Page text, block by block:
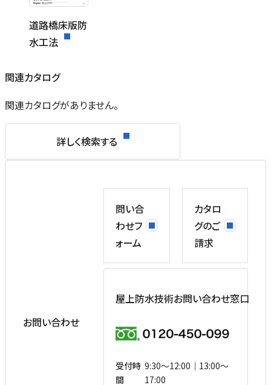
道路橋床版防
⽔⼯法
関連カタログ
関連カタログがありません。
詳しく検索する
お問い合わせ
問い合
わせフ
ォーム
カタロ
グのご
請求
屋上防水技術お問い合わせ窓口
受付時
間
9:30〜12:00｜13:00〜
17:00